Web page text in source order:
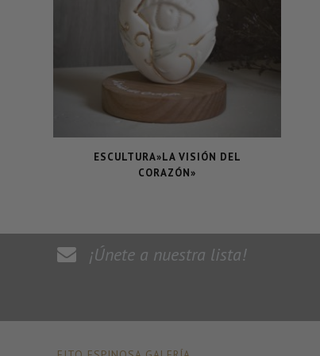
ESCULTURA»LA VISIÓN DEL
CORAZÓN»
¡Únete a nuestra lista!